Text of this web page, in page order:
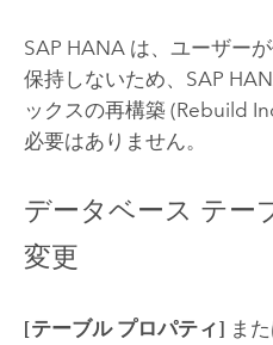
SAP HANAは、ユーザー
保持しないため、 SAP
ックスの再構築 (Rebuild
必要はありません。
データベース テー
変更
[テーブル プロパティ] ま